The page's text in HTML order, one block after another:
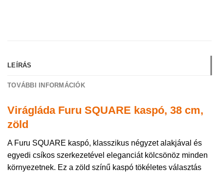
LEÍRÁS
TOVÁBBI INFORMÁCIÓK
Virágláda Furu SQUARE kaspó, 38 cm,
zöld
A Furu SQUARE kaspó, klasszikus négyzet alakjával és
egyedi csíkos szerkezetével eleganciát kölcsönöz minden
környezetnek. Ez a zöld színű kaspó tökéletes választás